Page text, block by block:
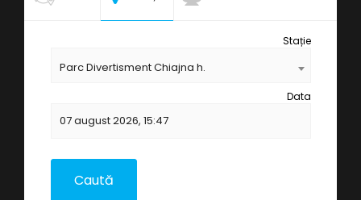
Stație
Parc Divertisment Chiajna h.
Data